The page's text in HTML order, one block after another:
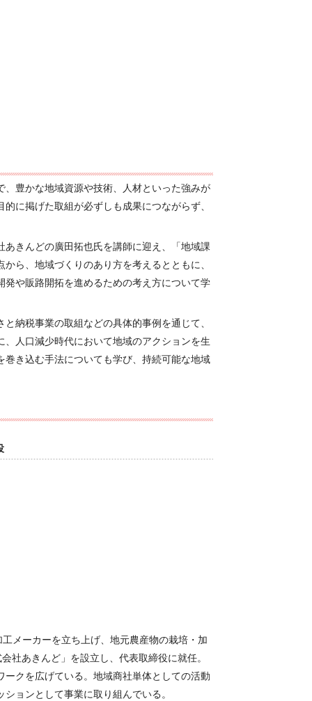
豊かな地域資源や技術、人材といった強みが
に掲げた取組が必ずしも成果につながらず、
きんどの廣田拓也氏を講師に迎え、「地域課
ら、地域づくりのあり方を考えるとともに、
や販路開拓を進めるための考え方について学
納税事業の取組などの具体的事例を通じて、
人口減少時代において地域のアクションを生
き込む手法についても学び、持続可能な地域
メーカーを立ち上げ、地元農産物の栽培・加
社あきんど」を設立し、代表取締役に就任。
クを広げている。地域商社単体としての活動
ョンとして事業に取り組んでいる。